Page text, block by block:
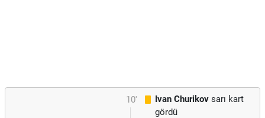
10' Ivan Churikov sarı kart
gördü